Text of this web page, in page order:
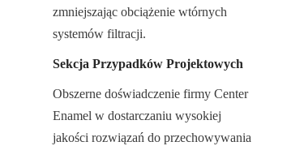
zmniejszając obciążenie wtórnych
systemów filtracji.
Sekcja Przypadków Projektowych
Obszerne doświadczenie firmy Center
Enamel w dostarczaniu wysokiej
jakości rozwiązań do przechowywania